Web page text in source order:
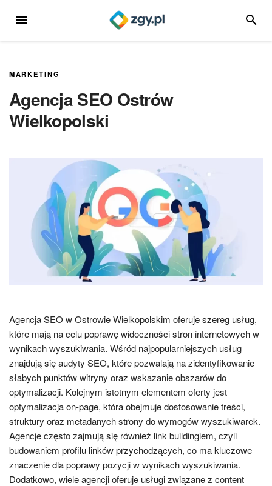
MENU
MARKETING
Agencja SEO Ostrów
Wielkopolski
Agencja SEO w Ostrowie Wielkopolskim oferuje szereg usług,
które mają na celu poprawę widoczności stron internetowych w
wynikach wyszukiwania. Wśród najpopularniejszych usług
znajdują się audyty SEO, które pozwalają na zidentyfikowanie
słabych punktów witryny oraz wskazanie obszarów do
optymalizacji. Kolejnym istotnym elementem oferty jest
optymalizacja on-page, która obejmuje dostosowanie treści,
struktury oraz metadanych strony do wymogów wyszukiwarek.
Agencje często zajmują się również link buildingiem, czyli
budowaniem profilu linków przychodzących, co ma kluczowe
znaczenie dla poprawy pozycji w wynikach wyszukiwania.
Dodatkowo, wiele agencji oferuje usługi związane z content